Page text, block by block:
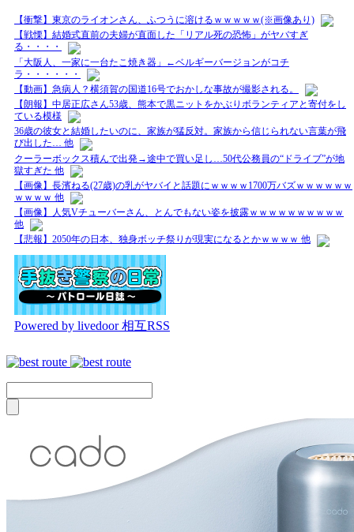
【衝撃】東京のライオンさん、ふつうに溶けるｗｗｗｗｗ(※画像あり)
【戦慄】結婚式直前の夫婦が直面した「リアル死の恐怖」がヤバすぎ
る・・・・
「大阪人、一家に一台たこ焼き器」←ベルギーバージョンがコチ
ラ・・・・・・
【動画】急病人？横須賀の国道16号でおかしな事故が撮影される。
【朗報】中居正広さん53歳、熊本で黒ニットをかぶりボランティアと寄付をし
ている模様
36歳の彼女と結婚したいのに、家族が猛反対。家族から信じられない言葉が飛
び出した… 他
クーラーボックス積んで出発→途中で買い足し…50代公務員の“ドライブ”が地
獄すぎた 他
【画像】長濱ねる(27歳)の乳がヤバイと話題にｗｗｗｗ1700万バズｗｗｗｗｗｗ
ｗｗｗｗ 他
【画像】人気Vチューバーさん、とんでもない姿を披露ｗｗｗｗｗｗｗｗｗｗ
他
【悲報】2050年の日本、独身ボッチ祭りが現実になるとかｗｗｗｗ 他
Powered by livedoor 相互RSS